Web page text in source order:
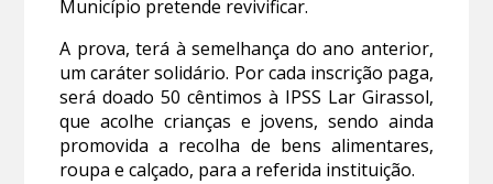
Município pretende revivificar.
A prova, terá à semelhança do ano anterior,
um caráter solidário. Por cada inscrição paga,
será doado 50 cêntimos à IPSS Lar Girassol,
que acolhe crianças e jovens, sendo ainda
promovida a recolha de bens alimentares,
roupa e calçado, para a referida instituição.